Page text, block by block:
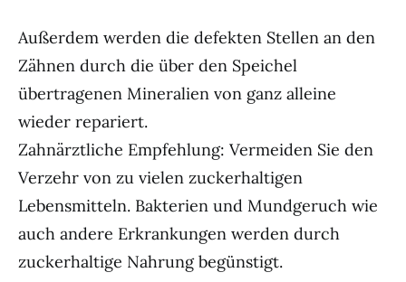
Außerdem werden die defekten Stellen an den
Zähnen durch die über den Speichel
übertragenen Mineralien von ganz alleine
wieder repariert.
Zahnärztliche Empfehlung: Vermeiden Sie den
Verzehr von zu vielen zuckerhaltigen
Lebensmitteln. Bakterien und Mundgeruch wie
auch andere Erkrankungen werden durch
zuckerhaltige Nahrung begünstigt.